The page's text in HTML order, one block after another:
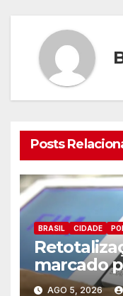
Posts
BRASIL CIDADE
marcado
agosto
AGO 5, 2026